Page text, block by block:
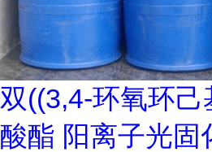
双((3,4-环氧环
酸酯 阳离子光固